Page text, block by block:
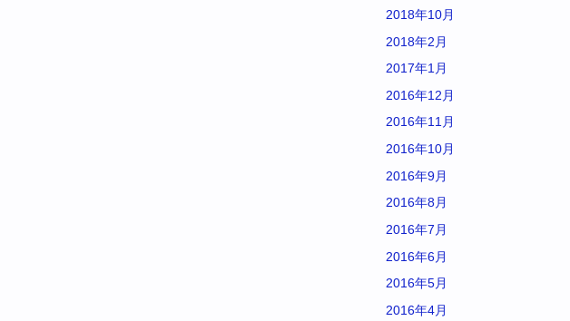
2018年10月
2018年2月
2017年1月
2016年12月
2016年11月
2016年10月
2016年9月
2016年8月
2016年7月
2016年6月
2016年5月
2016年4月